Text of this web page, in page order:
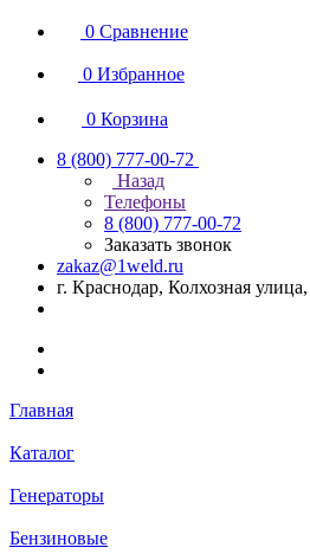
0 Сравнение
0 Избранное
0 Корзина
8 (800) 777-00-72
Назад
Телефоны
8 (800) 777-00-72
Заказать звонок
zakaz@1weld.ru
г. Краснодар, Колхозная
Главная
Каталог
Генераторы
Бензиновые